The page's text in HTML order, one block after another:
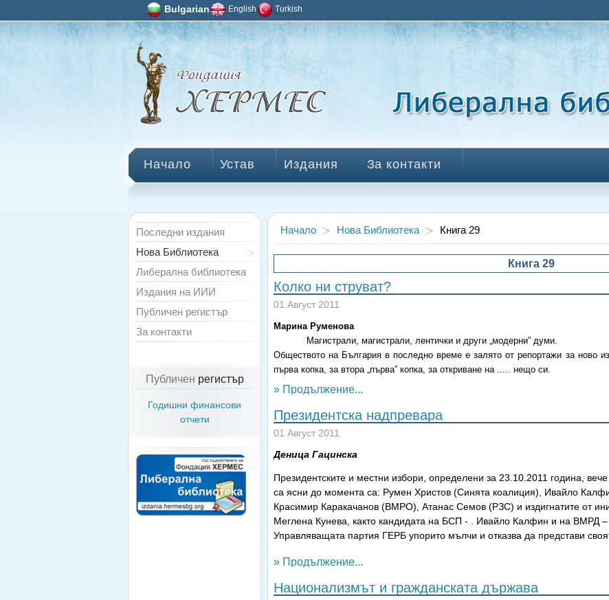
Bulgarian English Turkish
Начало Устав Издания За контакти
Начало Нова Библиотека Книга 29
Книга 29
Колко ни струват?
01 Август 2011
Марина Руменова
Магистрали, магистрали, лентички и други „модерни” думи.
Обществото на България в последно време е залято от репортажи за ново
първа копка, за втора „първа” копка, за откриване на ..... нещо си.
» Продължение...
Президентска надпревара
01 Август 2011
Деница Гацинска
Президентските и местни избори, определени за 23.10.2011 година,
са ясни до момента са: Румен Христов (Синята коалиция), Ивайло
Красимир Каракачанов (ВМРО), Атанас Семов (РЗС) и издигнатите от
Меглена Кунева, както кандидата на БСП - . Ивайло Калфин и на ВМРД
Управляващата партия ГЕРБ упорито мълчи и отказва да представи
» Продължение...
Национализмът и гражданската държава
Последни издания
Нова Библиотека
Либерална библиотека
Издания на ИИИ
Публичен регистър
За контакти
Публичен регистър
Годишни финансови
отчети